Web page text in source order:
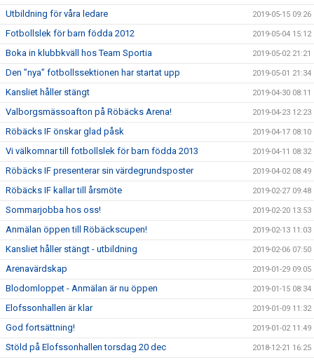
Utbildning för våra ledare 2019-05-15 09:26
Fotbollslek för barn födda 2012 2019-05-04 15:12
Boka in klubbkväll hos Team Sportia 2019-05-02 21:21
Den ”nya” fotbollssektionen har startat upp 2019-05-01 21:34
Kansliet håller stängt 2019-04-30 08:11
Valborgsmässoafton på Röbäcks Arena! 2019-04-23 12:23
Röbäcks IF önskar glad påsk 2019-04-17 08:10
Vi välkomnar till fotbollslek för barn födda 2013 2019-04-11 08:32
Röbäcks IF presenterar sin värdegrundsposter 2019-04-02 08:49
Röbäcks IF kallar till årsmöte 2019-02-27 09:48
Sommarjobba hos oss! 2019-02-20 13:53
Anmälan öppen till Röbäckscupen! 2019-02-13 11:03
Kansliet håller stängt - utbildning 2019-02-06 07:50
Arenavärdskap 2019-01-29 09:05
Blodomloppet - Anmälan är nu öppen 2019-01-15 08:34
Elofssonhallen är klar 2019-01-09 11:32
God fortsättning! 2019-01-02 11:49
Stöld på Elofssonhallen torsdag 20 dec 2018-12-21 16:25